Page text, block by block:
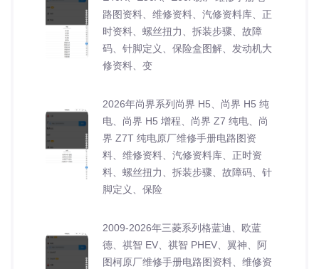
路图资料、维修资料、汽修资料库、正
时资料、螺丝扭力、拆装步骤、故障
码、针脚定义、保险盒图解、发动机大
修资料、变
2026年尚界系列尚界 H5、尚界 H5 纯
电、尚界 H5 增程、尚界 Z7 纯电、尚
界 Z7T 纯电原厂维修手册电路图资
料、维修资料、汽修资料库、正时资
料、螺丝扭力、拆装步骤、故障码、针
脚定义、保险
2009-2026年三菱系列格蓝迪、欧蓝
德、祺智 EV、祺智 PHEV、翼神、阿
图柯原厂维修手册电路图资料、维修资